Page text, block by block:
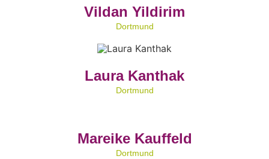
Vildan Yildirim
Dortmund
Laura Kanthak
Dortmund
Mareike Kauffeld
Dortmund